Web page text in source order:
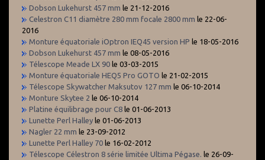
Dobson Lukehurst 457 mm le 21-12-2016
Celestron C11 diamètre 280 mm focale 2800 mm le 22-06-
2016
Monture équatoriale iOptron IEQ45 version HP le 18-05-2016
Dobson Lukehurst 457 mm le 08-05-2016
Télescope Meade LX 90 le 03-03-2015
Monture équatoriale HEQ5 Pro GOTO le 21-02-2015
Télescope Skywatcher Maksutov 127 mm le 06-10-2014
Monture Skytee 2 le 06-10-2014
Platine équilibrage pour C8 le 01-06-2013
Lunette Perl Halley le 01-06-2013
Nagler 22 mm le 23-09-2012
Lunette Perl Halley 70 le 16-02-2012
Télescope Célestron 8 série limitée Ultima Pégase. le 26-09-